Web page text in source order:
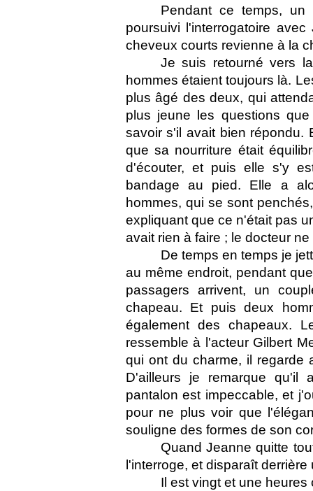
Pendant ce temps, un
poursuivi l'interrogatoire
cheveux courts revienne à la
Je suis retourné vers
hommes étaient toujours là.
plus âgé des deux, qui
plus jeune les questions
savoir s'il avait bien répondu.
que sa nourriture était
d'écouter, et puis elle s'y
bandage au pied. Elle a
hommes, qui se sont
expliquant que ce n'était pas
avait rien à faire ; le docteur
De temps en temps je
au même endroit, pendant
passagers arrivent, un
chapeau. Et puis deux
également des chapeaux.
ressemble à l'acteur Gilbert
qui ont du charme, il regarde
D'ailleurs je remarque qu'il
pantalon est impeccable, et
pour ne plus voir que
souligne des formes de son
Quand Jeanne quitte
l'interroge, et disparaît derrière
Il est vingt et une